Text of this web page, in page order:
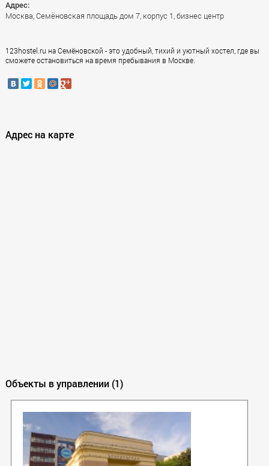
Адрес:
Москва, Семёновская площадь дом 7, корпус 1, бизнес центр
123hostel.ru на Семёновской - это удобный, тихий и уютный хостел, где вы
сможете остановиться на время пребывания в Москве.
Адрес на карте
Объекты в управлении (1)